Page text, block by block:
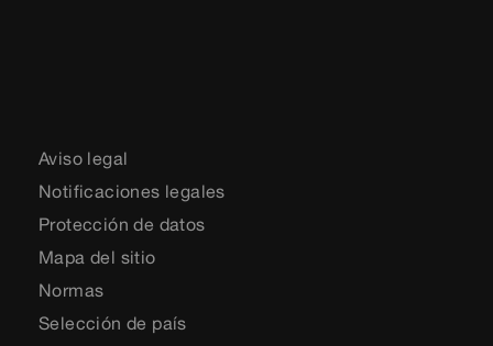
Aviso legal
Notificaciones legales
Protección de datos
Mapa del sitio
Normas
Selección de país